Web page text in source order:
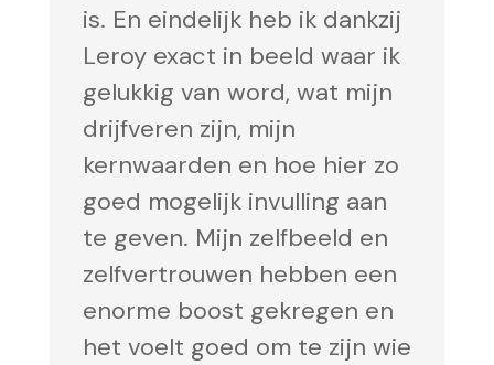
is. En eindelijk heb ik dankzij
Leroy exact in beeld waar ik
gelukkig van word, wat mijn
drijfveren zijn, mijn
kernwaarden en hoe hier zo
goed mogelijk invulling aan
te geven. Mijn zelfbeeld en
zelfvertrouwen hebben een
enorme boost gekregen en
het voelt goed om te zijn wie